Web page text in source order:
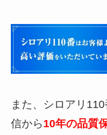
また、シロアリ
信から 10年の品質